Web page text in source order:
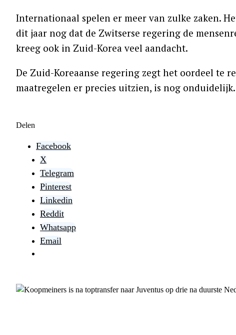
Internationaal spelen er meer van zulke zaken.
dit jaar nog dat de Zwitserse regering de
kreeg ook in Zuid-Korea veel aandacht.
De Zuid-Koreaanse regering zegt het oordeel te
maatregelen er precies uitzien, is nog onduidelijk.
Delen
Facebook
X
Telegram
Pinterest
Linkedin
Reddit
Whatsapp
Email